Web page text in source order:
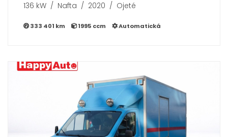
136 kW / Nafta / 2020 / Ojeté
333 401 km 1995 ccm Automatická